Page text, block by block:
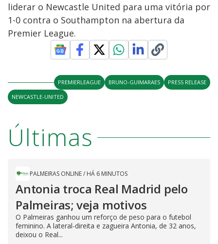
liderar o Newcastle United para uma vitória por
1-0 contra o Southampton na abertura da
Premier League.
PREMIERLEAGUE BRUNO-GUIMARAES
PRESS RELEASE
NEWCASTLE-UNITED
Últimas
PALMEIRAS ONLINE/ HÁ 6 MINUTOS
Antonia troca Real Madrid pelo
Palmeiras; veja motivos
O Palmeiras ganhou um reforço de peso para o futebol
feminino. A lateral-direita e zagueira Antonia, de 32 anos,
deixou o Real...